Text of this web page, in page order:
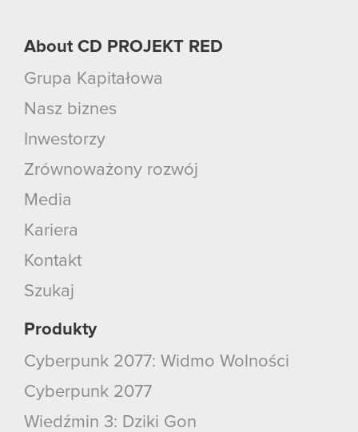
About CD PROJEKT RED
Grupa Kapitałowa
Nasz biznes
Inwestorzy
Zrównoważony rozwój
Media
Kariera
Kontakt
Szukaj
Produkty
Cyberpunk 2077: Widmo Wolności
Cyberpunk 2077
Wiedźmin 3: Dziki Gon